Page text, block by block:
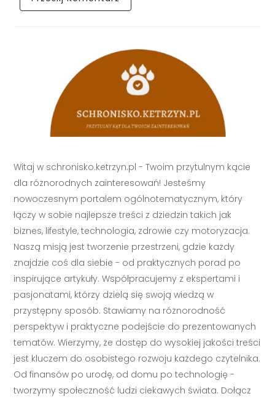
Witaj w schronisko.ketrzyn.pl - Twoim przytulnym kącie
dla różnorodnych zainteresowań! Jesteśmy
nowoczesnym portalem ogólnotematycznym, który
łączy w sobie najlepsze treści z dziedzin takich jak
biznes, lifestyle, technologia, zdrowie czy motoryzacja.
Naszą misją jest tworzenie przestrzeni, gdzie każdy
znajdzie coś dla siebie - od praktycznych porad po
inspirujące artykuły. Współpracujemy z ekspertami i
pasjonatami, którzy dzielą się swoją wiedzą w
przystępny sposób. Stawiamy na różnorodność
perspektyw i praktyczne podejście do prezentowanych
tematów. Wierzymy, że dostęp do wysokiej jakości treści
jest kluczem do osobistego rozwoju każdego czytelnika.
Od finansów po urodę, od domu po technologię -
tworzymy społeczność ludzi ciekawych świata. Dołącz